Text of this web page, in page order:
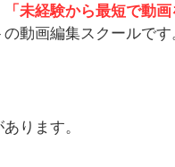
「未経験から最短で動
動画編集スクールです
ります。